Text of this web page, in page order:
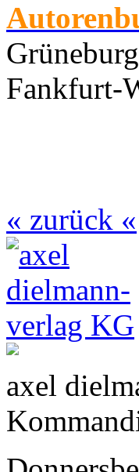
Fankfurt-
« zurück «
axel